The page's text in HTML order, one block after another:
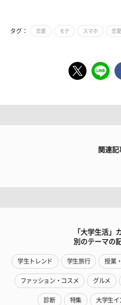
タグ： 恋愛 モテ スマホ 恋
関連記
「大学生活」
別のテーマの
学生トレンド 学生旅行 授業
ファッション・コスメ グルメ
診断 特集 大学生イ